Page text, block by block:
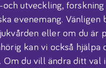
utveckling,
evenemang. Vänligen
eller om du är
kan vi också hjälpa
du vill ändra ditt val
innan